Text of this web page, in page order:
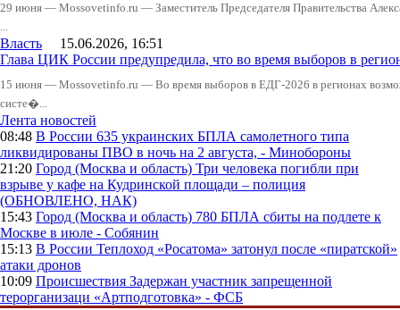
29 июня — Mossovetinfo.ru — Заместитель Председателя Правительства
...
Власть 15.06.2026, 16:51
Глава ЦИК России предупредила, что во время выборов в
15 июня — Mossovetinfo.ru — Во время выборов в ЕДГ-2026 в регионах
систе�...
Лента новостей
08:48 В России 635 украинских БПЛА самолетного типа
ликвидированы ПВО в ночь на 2 августа, - Минобороны
21:20 Город (Москва и область) Три человека погибли при
взрыве у кафе на Кудринской площади – полиция
(ОБНОВЛЕНО, НАК)
15:43 Город (Москва и область) 780 БПЛА сбиты на подлете к
Москве в июле - Собянин
15:13 В России Теплоход «Росатома» затонул после «пиратской»
атаки дронов
10:09 Происшествия Задержан участник запрещенной
терорганизаци «Артподготовка» - ФСБ